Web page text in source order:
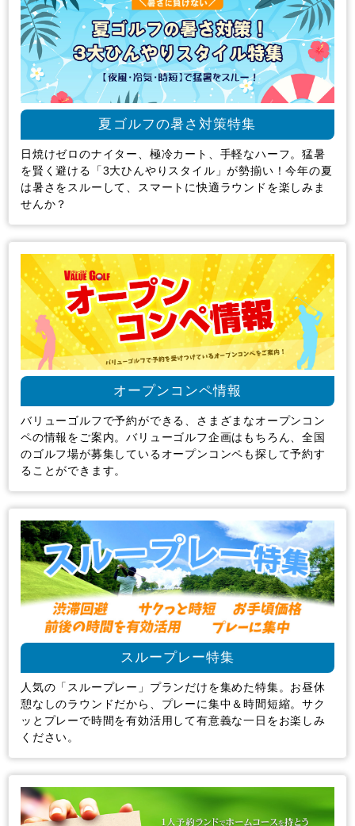
夏ゴルフの暑さ対策特集
日焼けゼロのナイター、極冷カート、手軽なハーフ。猛暑
を賢く避ける「3大ひんやりスタイル」が勢揃い！今年の夏
は暑さをスルーして、スマートに快適ラウンドを楽しみま
せんか？
オープンコンペ情報
バリューゴルフで予約ができる、さまざまなオープンコン
ペの情報をご案内。バリューゴルフ企画はもちろん、全国
のゴルフ場が募集しているオープンコンペも探して予約す
ることができます。
スループレー特集
人気の「スループレー」プランだけを集めた特集。お昼休
憩なしのラウンドだから、プレーに集中＆時間短縮。サク
ッとプレーで時間を有効活用して有意義な一日をお楽しみ
ください。